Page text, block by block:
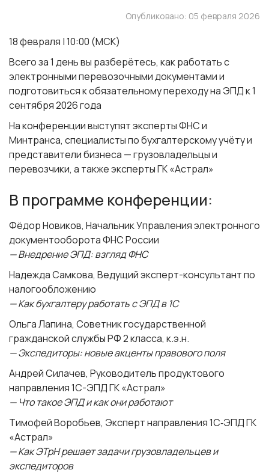
Опубликовано: 05 февраля 2026
18 февраля | 10:00 (МСК)
Всего за 1 день вы разберётесь, как работать с
электронными перевозочными документами и
подготовиться к обязательному переходу на ЭПД к1
сентября 2026 года
На конференции выступят эксперты ФНС и
Минтранса, специалисты по бухгалтерскому учёту и
представители бизнеса — грузовладельцы и
перевозчики, а также эксперты ГК «Астрал»
В программе конференции:
Фёдор Новиков, Начальник Управления электронного
документооборота ФНС России
— Внедрение ЭПД: взгляд ФНС
Надежда Самкова, Ведущий эксперт-консультант по
налогообложению
— Как бухгалтеру работать с ЭПД в 1С
Ольга Лапина, Советник государственной
гражданской службы РФ 2 класса, к.э.н.
— Экспедиторы: новые акценты правового поля
Андрей Силачев, Руководитель продуктового
направления 1С-ЭПД ГК «Астрал»
— Что такое ЭПД и как они работают
Тимофей Воробьев, Эксперт направления 1С‑ЭПД ГК
«Астрал»
— Как ЭТрН решает задачи грузовладельцев и
экспедиторов